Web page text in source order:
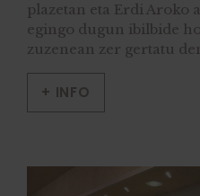
plazetan eta Erdi Aroko
egingo dugun ibilbide
zuzenean zer gertatu
+ INFO